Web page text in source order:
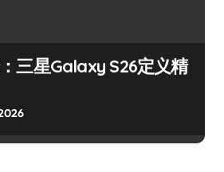
三星Galaxy S26定义精